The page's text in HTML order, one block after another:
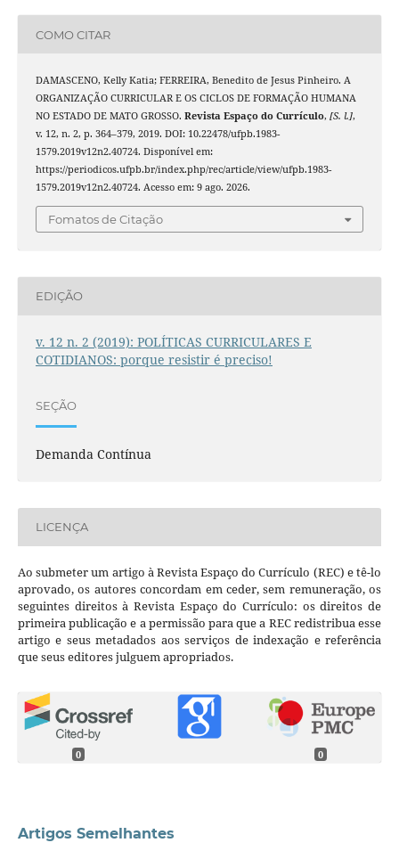
COMO CITAR
DAMASCENO, Kelly Katia; FERREIRA, Benedito de Jesus Pinheiro. A
ORGANIZAÇÃO CURRICULAR E OS CICLOS DE FORMAÇÃO HUMANA
NO ESTADO DE MATO GROSSO. Revista Espaço do Currículo, [S. l.],
v. 12, n. 2, p. 364–379, 2019. DOI: 10.22478/ufpb.1983-
1579.2019v12n2.40724. Disponível em:
https://periodicos.ufpb.br/index.php/rec/article/view/ufpb.1983-
1579.2019v12n2.40724. Acesso em: 9 ago. 2026.
Fomatos de Citação
EDIÇÃO
v. 12 n. 2 (2019): POLÍTICAS CURRICULARES E
COTIDIANOS: porque resistir é preciso!
SEÇÃO
Demanda Contínua
LICENÇA
Ao submeter um artigo à Revista Espaço do Currículo (REC) e tê-lo
aprovado, os autores concordam em ceder, sem remuneração, os
seguintes direitos à Revista Espaço do Currículo: os direitos de
primeira publicação e a permissão para que a REC redistribua esse
artigo e seus metadados aos serviços de indexação e referência
que seus editores julguem apropriados.
0 0
Artigos Semelhantes